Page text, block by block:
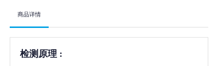
商品详情
检测原理 :